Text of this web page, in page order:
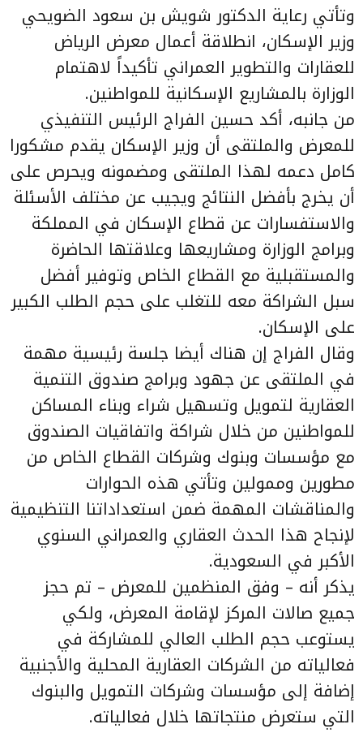
وتأتي رعاية الدكتور شويش بن سعود الضويحي
وزير الإسكان، انطلاقة أعمال معرض الرياض
للعقارات والتطوير العمراني تأكيداً لاهتمام
الوزارة بالمشاريع الإسكانية للمواطنين.
من جانبه، أكد حسين الفراج الرئيس التنفيذي
للمعرض والملتقى أن وزير الإسكان يقدم مشكورا
كامل دعمه لهذا الملتقى ومضمونه ويحرص على
أن يخرج بأفضل النتائج ويجيب عن مختلف الأسئلة
والاستفسارات عن قطاع الإسكان في المملكة
وبرامج الوزارة ومشاريعها وعلاقتها الحاضرة
والمستقبلية مع القطاع الخاص وتوفير أفضل
سبل الشراكة معه للتغلب على حجم الطلب الكبير
على الإسكان.
وقال الفراج إن هناك أيضا جلسة رئيسية مهمة
في الملتقى عن جهود وبرامج صندوق التنمية
العقارية لتمويل وتسهيل شراء وبناء المساكن
للمواطنين من خلال شراكة واتفاقيات الصندوق
مع مؤسسات وبنوك وشركات القطاع الخاص من
مطورين وممولين وتأتي هذه الحوارات
والمناقشات المهمة ضمن استعداداتنا التنظيمية
لإنجاح هذا الحدث العقاري والعمراني السنوي
الأكبر في السعودية.
يذكر أنه – وفق المنظمين للمعرض – تم حجز
جميع صالات المركز لإقامة المعرض، ولكي
يستوعب حجم الطلب العالي للمشاركة في
فعالياته من الشركات العقارية المحلية والأجنبية
إضافة إلى مؤسسات وشركات التمويل والبنوك
التي ستعرض منتجاتها خلال فعالياته.